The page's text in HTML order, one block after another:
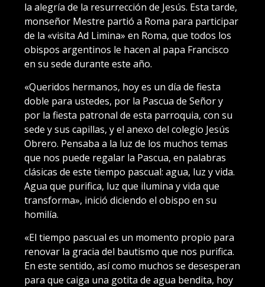
la alegría de la resurrección de Jesús. Esta tarde,
monseñor Mestre partió a Roma para participar
de la «visita Ad Limina» en Roma, que todos los
obispos argentinos le hacen al papa Francisco
en su sede durante este año.
«Queridos hermanos, hoy es un día de fiesta
doble para ustedes, por la Pascua de Señor y
por la fiesta patronal de esta parroquia, con su
sede y sus capillas, y el anexo del colegio Jesús
Obrero. Pensaba a la luz de los muchos temas
que nos puede regalar la Pascua, en palabras
clásicas de este tiempo pascual: agua, luz y vida.
Agua que purifica, luz que ilumina y vida que
transforma», inició diciendo el obispo en su
homilía.
«El tiempo pascual es un momento propio para
renovar la gracia del bautismo que nos purifica.
En este sentido, así como muchos se desesperan
para que caiga una gotita de agua bendita, hoy